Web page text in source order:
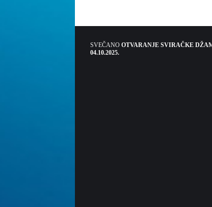
SVEČANO OTVARANJE SVIRAČKE
04.10.2025.